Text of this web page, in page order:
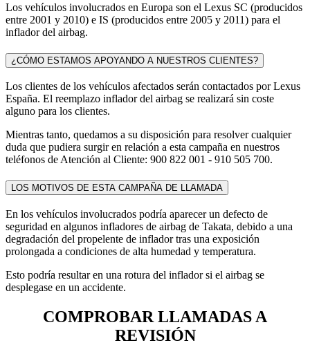
Los vehículos involucrados en Europa son el Lexus SC (producidos
entre 2001 y 2010) e IS (producidos entre 2005 y 2011) para el
inflador del airbag.
¿CÓMO ESTAMOS APOYANDO A NUESTROS CLIENTES?
Los clientes de los vehículos afectados serán contactados por Lexus
España. El reemplazo inflador del airbag se realizará sin coste
alguno para los clientes.
Mientras tanto, quedamos a su disposición para resolver cualquier
duda que pudiera surgir en relación a esta campaña en nuestros
teléfonos de Atención al Cliente: 900 822 001 - 910 505 700.
LOS MOTIVOS DE ESTA CAMPAÑA DE LLAMADA
En los vehículos involucrados podría aparecer un defecto de
seguridad en algunos infladores de airbag de Takata, debido a una
degradación del propelente de inflador tras una exposición
prolongada a condiciones de alta humedad y temperatura.
Esto podría resultar en una rotura del inflador si el airbag se
desplegase en un accidente.
COMPROBAR LLAMADAS A
REVISIÓN